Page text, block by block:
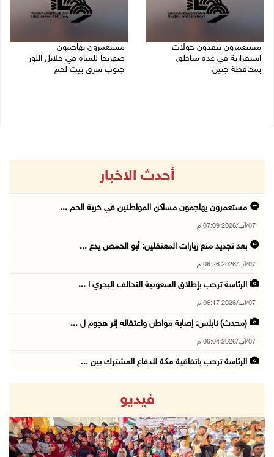
مستعمرون ينفذون جولات
استفزازية في عدة مناطق
بمحافظة جنين
مستعمرون يهاجمون
صهريجا للمياه في خلايل اللوز
جنوب شرق بيت لحم
أحدث الاخبار
مستعمرون يهاجمون مساكن المواطنين في خربة الحم ...
07/آب/2026 07:09 م
بعد تجديد منع زيارات المعتقلين: أبو الحمص يدع ...
07/آب/2026 06:26 م
الرئاسة ترحب بإطلاق السعودية التحالف البحري ا ...
07/آب/2026 06:17 م
(محدث) نابلس: إصابة مواطن واعتقاله إثر هجوم ل ...
07/آب/2026 06:04 م
الرئاسة ترحب باتفاقية مكة للدفاع المشترك بين ...
07/آب/2026 04:57 م
بيروت: اللجنة الفنية للمجلس الوطني تناقش التر ...
فيديو